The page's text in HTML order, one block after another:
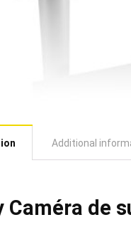
Additional
Caméra de